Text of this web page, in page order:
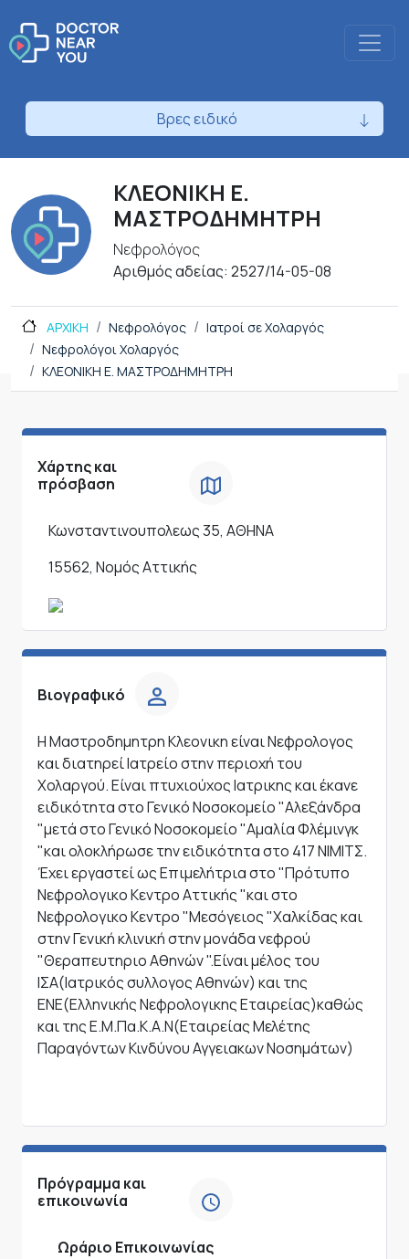
Βρες ειδικό
ΚΛΕΟΝΙΚΗ Ε.
ΜΑΣΤΡΟΔΗΜΗΤΡΗ
Νεφρολόγος
Αριθμός αδείας: 2527/14-05-08
ΑΡΧΙΚΗ Νεφρολόγος
Ιατροί σε Χολαργός
Νεφρολόγοι Χολαργός
ΚΛΕΟΝΙΚΗ Ε. ΜΑΣΤΡΟΔΗΜΗΤΡΗ
Χάρτης και
πρόσβαση
Κωνσταντινουπολεως 35, ΑΘΗΝΑ
15562, Νομός Αττικής
Βιογραφικό
Η Μαστροδημητρη Κλεονικη είναι Νεφρολογος
και διατηρεί Ιατρείο στην περιοχή του
Χολαργού. Είναι πτυχιούχος Ιατρικης και έκανε
ειδικότητα στο Γενικό Νοσοκομείο "Αλεξάνδρα
"μετά στο Γενικό Νοσοκομείο "Αμαλία Φλέμινγκ
"και ολοκλήρωσε την ειδικότητα στο 417 ΝΙΜΙΤΣ.
Έχει εργαστεί ως Επιμελήτρια στο "Πρότυπο
Νεφρολογικο Κεντρο Αττικής "και στο
Νεφρολογικο Κεντρο "Μεσόγειος "Χαλκίδας και
στην Γενική κλινική στην μονάδα νεφρού
"Θεραπευτηριο Αθηνών ".Είναι μέλος του
ΙΣΑ(Ιατρικός συλλογος Αθηνών) και της
ΕΝΕ(Ελληνικής Νεφρολογικης Εταιρείας)καθώς
και της Ε.Μ.Πα.Κ.Α.Ν(Εταιρείας Μελέτης
Παραγόντων Κινδύνου Αγγειακων Νοσημάτων)
Πρόγραμμα και
επικοινωνία
Ωράριο Επικοινωνίας